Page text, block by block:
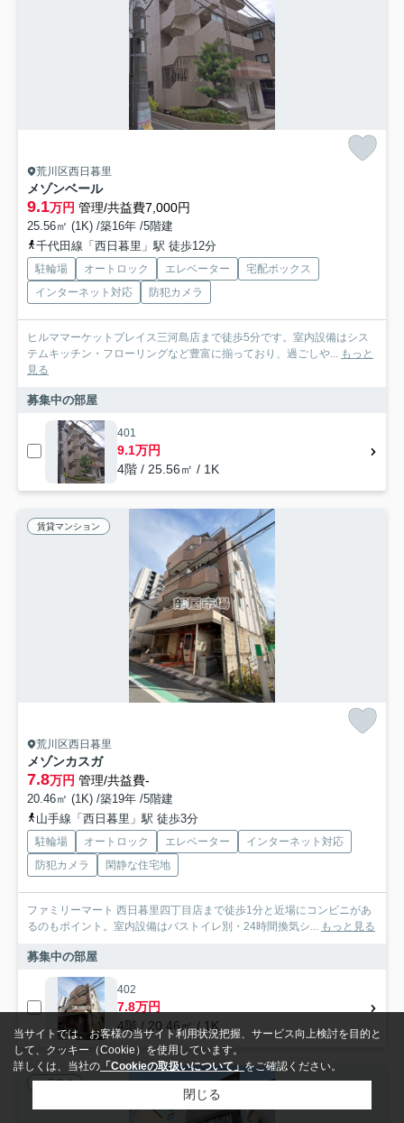
荒川区西日暮里
メゾンベール
9.1万円 管理/共益費7,000円
25.56㎡ (1K) /築16年 /5階建
千代田線「西日暮里」駅 徒歩12分
駐輪場 オートロック エレベーター
宅配ボックス
インターネット対応
防犯カメラ
ヒルママーケットプレイス三河島店まで徒歩5分です。室内設備はシス
テムキッチン・フローリングなど豊富に揃っており、過ごしや...
もっと
見る
募集中の部屋
401
9.1万円
4階 / 25.56㎡ / 1K
賃貸マンション
荒川区西日暮里
メゾンカスガ
7.8万円 管理/共益費-
20.46㎡ (1K) /築19年 /5階建
山手線「西日暮里」駅 徒歩3分
駐輪場 オートロック エレベーター
インターネット対応
防犯カメラ
閑静な住宅地
ファミリーマート 西日暮里四丁目店まで徒歩1分と近場にコンビニがあ
るのもポイント。室内設備はバストイレ別・24時間換気シ...
もっと見る
募集中の部屋
402
7.8万円
4階 / 20.46㎡ / 1K
一戸建て
当サイトでは、お客様の当サイト利用状況把握、サービス向上検討を目的と
して、クッキー（Cookie）を使用しています。
詳しくは、当社の 「Cookieの取扱いについて」 をご確認ください。
閉じる